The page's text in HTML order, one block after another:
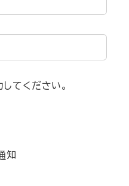
てください。
知